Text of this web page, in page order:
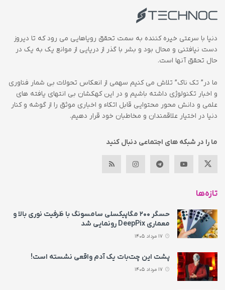
دنیا با سرعتی خیره کننده به سمت تحقق رویاهایی می رود که تا دیروز
دست نیافتنی و محال بود و بشر با گذر از دریایی از موانع یک به یک در
حال تحقق آنها است.
ما در” تک ناک” تلاش می کنیم سهمی از انعکاس تحولات بی شمار فناوری
و اخبار تکنولوژی داشته باشیم و در این کهکشان بی انتهای یافته های
علمی و دانش محور محتوایی قابل اتکاء و اخباری موثق را از گوشه و کنار
دنیا در اختیار علاقمندان و مخاطبان خود قرار دهیم.
ما را در شبکه های اجتماعی دنبال کنید
تازه‌ها
حسگر ۲۰۰ مگاپیکسلی سامسونگ با ظرفیت نوری بالا و
معماری DeepPix رونمایی شد
پشت این چت‌بات یک آدم واقعی نشسته است!